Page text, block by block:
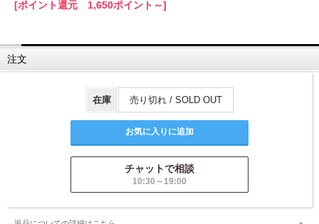
[ポイント還元 1,650ポイント～]
注文
在庫 売り切れ / SOLD OUT
チャットで相談
10:30～19:00